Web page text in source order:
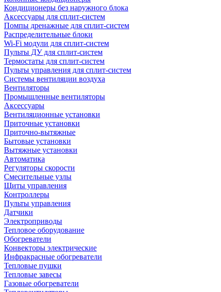
Кондиционеры без наружного блока
Аксессуары для сплит-систем
Помпы дренажные для сплит-систем
Распределительные блоки
Wi-Fi модули для сплит-систем
Пульты ДУ для сплит-систем
Термостаты для сплит-систем
Пульты управления для сплит-систем
Системы вентиляции воздуха
Вентиляторы
Промышленные вентиляторы
Аксессуары
Вентиляционные установки
Приточные установки
Приточно-вытяжные
Бытовые установки
Вытяжные установки
Автоматика
Регуляторы скорости
Смесительные узлы
Щиты управления
Контроллеры
Пульты управления
Датчики
Электроприводы
Тепловое оборудование
Обогреватели
Конвекторы электрические
Инфракрасные обогреватели
Тепловые пушки
Тепловые завесы
Газовые обогреватели